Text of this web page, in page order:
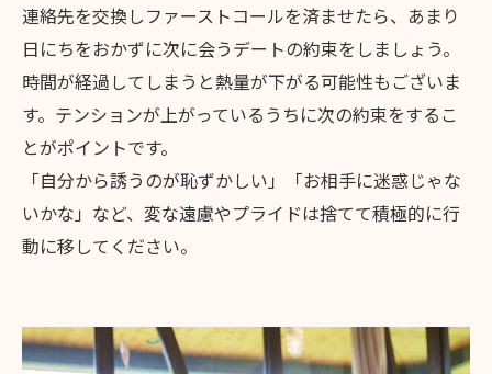
連絡先を交換しファーストコールを済ませたら、あまり
日にちをおかずに次に会うデートの約束をしましょう。
時間が経過してしまうと熱量が下がる可能性もございま
す。テンションが上がっているうちに次の約束をするこ
とがポイントです。
「自分から誘うのが恥ずかしい」「お相手に迷惑じゃな
いかな」など、変な遠慮やプライドは捨てて積極的に行
動に移してください。